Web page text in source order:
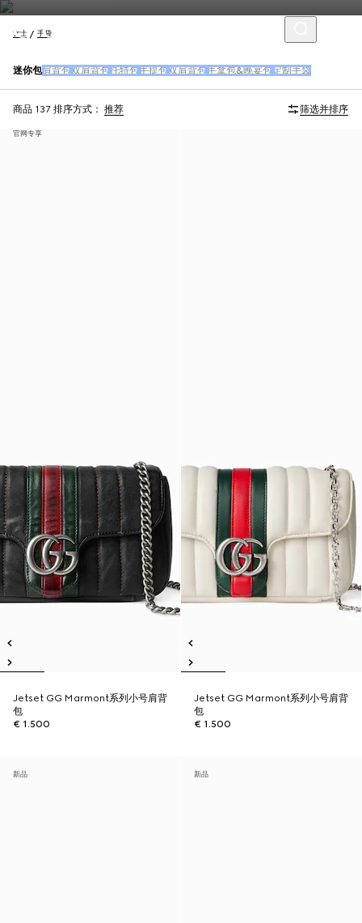
女士 手袋
迷你包肩背包 双肩背包 托特包 手提包 双肩背包 手拿包&晚宴包 定制手袋
商品 137 排序方式： 推荐 筛选并排序
官网专享
Jetset GG Marmont系列小号肩背
包
€ 1.500
Jetset GG Marmont系列小号肩背
包
€ 1.500
新品 新品